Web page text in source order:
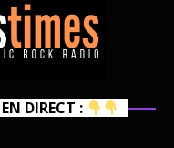
DIRECT :